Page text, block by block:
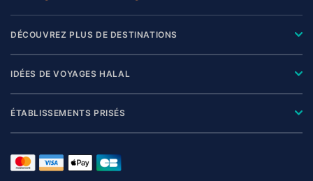
DÉCOUVREZ PLUS DE DESTINATIONS
IDÉES DE VOYAGES HALAL
ÉTABLISSEMENTS PRISÉS